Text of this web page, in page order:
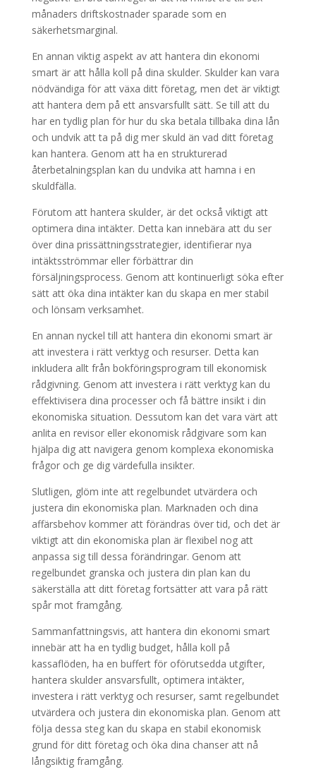
månaders driftskostnader sparade som en
säkerhetsmarginal.
En annan viktig aspekt av att hantera din ekonomi
smart är att hålla koll på dina skulder. Skulder kan vara
nödvändiga för att växa ditt företag, men det är viktigt
att hantera dem på ett ansvarsfullt sätt. Se till att du
har en tydlig plan för hur du ska betala tillbaka dina lån
och undvik att ta på dig mer skuld än vad ditt företag
kan hantera. Genom att ha en strukturerad
återbetalningsplan kan du undvika att hamna i en
skuldfälla.
Förutom att hantera skulder, är det också viktigt att
optimera dina intäkter. Detta kan innebära att du ser
över dina prissättningsstrategier, identifierar nya
intäktsströmmar eller förbättrar din
försäljningsprocess. Genom att kontinuerligt söka efter
sätt att öka dina intäkter kan du skapa en mer stabil
och lönsam verksamhet.
En annan nyckel till att hantera din ekonomi smart är
att investera i rätt verktyg och resurser. Detta kan
inkludera allt från bokföringsprogram till ekonomisk
rådgivning. Genom att investera i rätt verktyg kan du
effektivisera dina processer och få bättre insikt i din
ekonomiska situation. Dessutom kan det vara värt att
anlita en revisor eller ekonomisk rådgivare som kan
hjälpa dig att navigera genom komplexa ekonomiska
frågor och ge dig värdefulla insikter.
Slutligen, glöm inte att regelbundet utvärdera och
justera din ekonomiska plan. Marknaden och dina
affärsbehov kommer att förändras över tid, och det är
viktigt att din ekonomiska plan är flexibel nog att
anpassa sig till dessa förändringar. Genom att
regelbundet granska och justera din plan kan du
säkerställa att ditt företag fortsätter att vara på rätt
spår mot framgång.
Sammanfattningsvis, att hantera din ekonomi smart
innebär att ha en tydlig budget, hålla koll på
kassaflöden, ha en buffert för oförutsedda utgifter,
hantera skulder ansvarsfullt, optimera intäkter,
investera i rätt verktyg och resurser, samt regelbundet
utvärdera och justera din ekonomiska plan. Genom att
följa dessa steg kan du skapa en stabil ekonomisk
grund för ditt företag och öka dina chanser att nå
långsiktig framgång.